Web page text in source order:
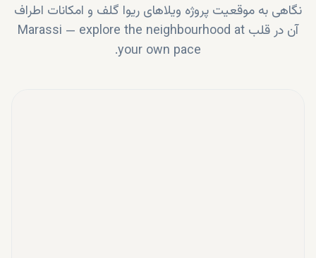
نگاهی به موقعیت پروژه ویلاهای ریوا گلف و امکانات اطراف
آن در قلب
Marassi — explore the neighbourhood at
your own pace.